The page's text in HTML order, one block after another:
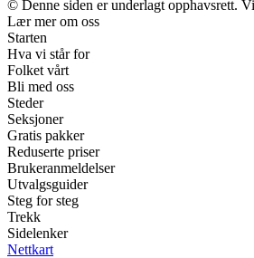
© Denne siden er underlagt opphavsrett.
Lær mer om oss
Starten
Hva vi står for
Folket vårt
Bli med oss
Steder
Seksjoner
Gratis pakker
Reduserte priser
Brukeranmeldelser
Utvalgsguider
Steg for steg
Trekk
Sidelenker
Nettkart